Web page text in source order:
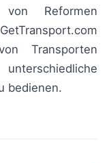
Reformen
Transporten
bedienen.